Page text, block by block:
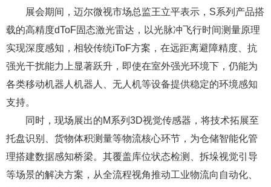
展会期间，迈尔微视市场总监王立平表示，S系列产品搭
载的高精度dToF固态激光雷达，以光脉冲飞行时间测量原理
实现深度感知，相较传统iToF方案，在远距离避障精度、抗
强光干扰能力上显著跃升，即使在室外强光环境下，仍能为
各类移动机器人机器人、无人机等设备提供稳定的环境感知
支持。
同时，现场展出的M系列3D视觉传感器，将技术拓展至
托盘识别、货物体积测量等物流核心环节，为仓储智能化管
理搭建数据感知桥梁。其覆盖库位状态检测、拆垛视觉引导
等场景的解决方案，从全流程视角推动工业物流向自动化、